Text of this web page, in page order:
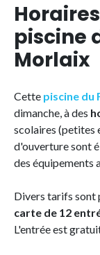
piscine
Morlaix
Cette piscine du
dimanche, à des
scolaires (petites
d'ouverture sont
des équipements
Divers tarifs sont
carte de 12
L'entrée est